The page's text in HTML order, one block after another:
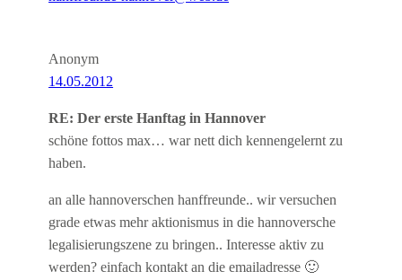
Anonym
14.05.2012
RE: Der erste Hanftag in Hannover
schöne fottos max… war nett dich kennengelernt zu
haben.
an alle hannoverschen hanffreunde.. wir versuchen
grade etwas mehr aktionismus in die hannoversche
legalisierungszene zu bringen.. Interesse aktiv zu
werden? einfach kontakt an die emailadresse 🙂